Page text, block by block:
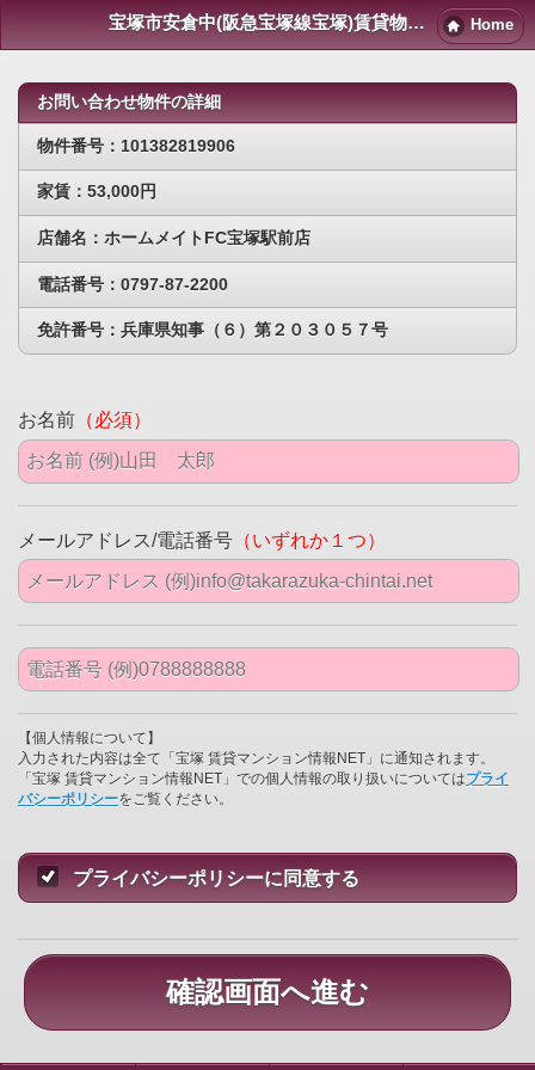
宝塚市安倉中(阪急宝塚線宝塚)賃貸物件｜宝塚賃貸マンション情報NET Home
お問い合わせ物件の詳細
物件番号：101382819906
家賃：53,000円
店舗名：ホームメイトFC宝塚駅前店
電話番号：0797-87-2200
免許番号：兵庫県知事（６）第２０３０５７号
お名前 （必須）
メールアドレス/電話番号 （いずれか１つ）
【個人情報について】
入力された内容は全て「宝塚 賃貸マンション情報NET」に通知されます。
「宝塚 賃貸マンション情報NET」での個人情報の取り扱いについてはプライ
バシーポリシーをご覧ください。
プライバシーポリシーに同意する
確認画面へ進む